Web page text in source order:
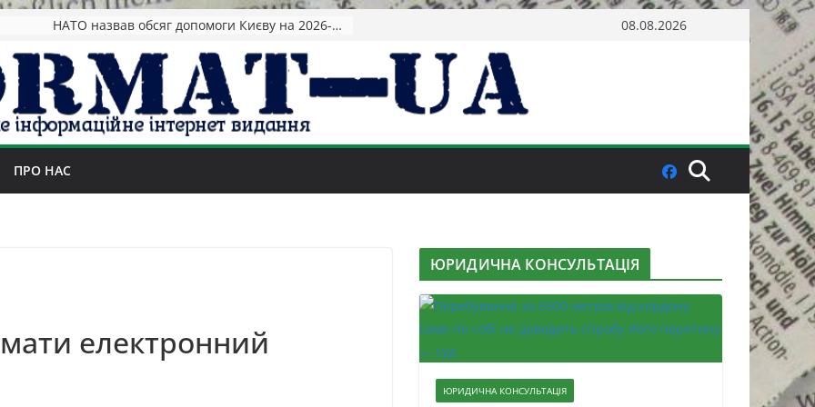
НАТО назвав обсяг допомоги Києву на 2026-2027 роки 08.08.2026
ПРО НАС
електронний
ЮРИДИЧНА КОНСУЛЬТАЦІЯ
ЮРИДИЧНА КОНСУЛЬТАЦІЯ